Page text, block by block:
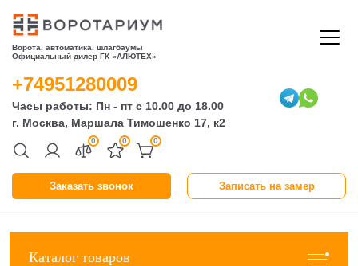
Ворота, автоматика, шлагбаумы
Официальный дилер ГК «АЛЮТЕХ»
Заказать звонок Записать на замер
0 0 0
+74951280009
Часы работы: Пн - пт с 10.00 до 18.00
г. Москва, Маршала Тимошенко 17, к2
Каталог товаров